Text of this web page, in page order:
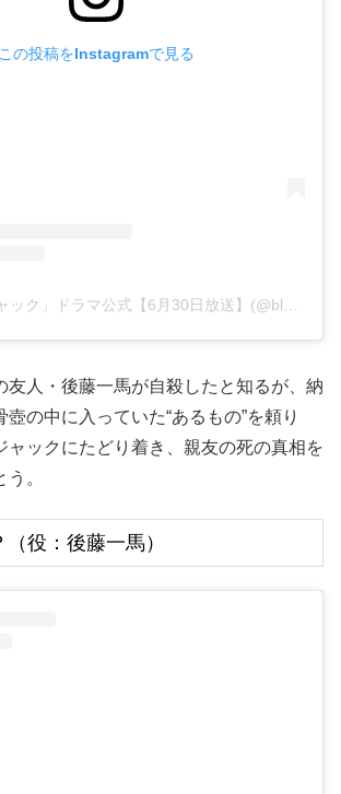
この投稿をInstagramで見る
「ブラック・ジャック」ドラマ公式【6月30日放送】(@blackjack.tvasahi)がシェアした投稿
友人・後藤一馬が自殺したと知るが、納
の中に入っていた“あるもの”を頼り
ャックにたどり着き、親友の死の真相を
。
役：後藤一馬）